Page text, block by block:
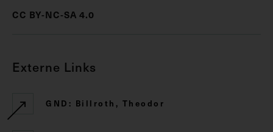
CC BY-NC-SA 4.0
Externe Links
GND: Billroth, Theodor